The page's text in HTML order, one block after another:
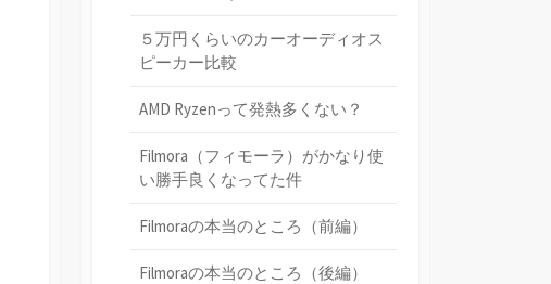
５万円くらいのカーオーディオス
ピーカー比較
AMD Ryzenって発熱多くない？
Filmora（フィモーラ）がかなり使
い勝手良くなってた件
Filmoraの本当のところ（前編）
Filmoraの本当のところ（後編）